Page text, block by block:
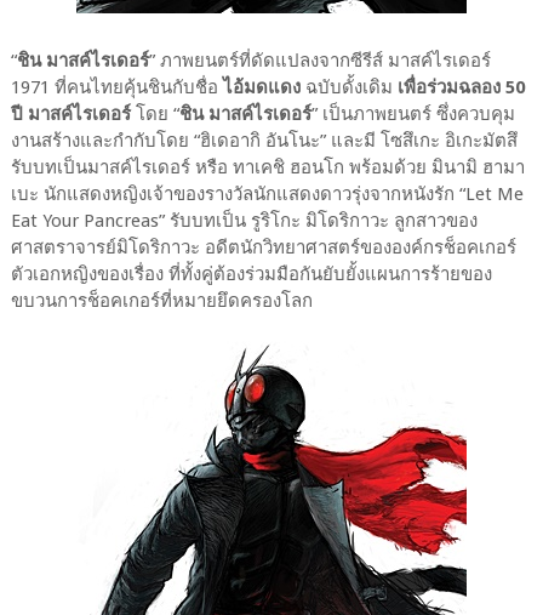
“ชิน มาสค์ไรเดอร์” ภาพยนตร์ที่ดัดแปลงจากซีรีส์ มาสค์ไรเดอร์
1971 ที่คนไทยคุ้นชินกับชื่อไอ้มดแดงฉบับดั้งเดิม เพื่อร่วมฉลอง 50
ปี มาสค์ไรเดอร์โดย “ชิน มาสค์ไรเดอร์” เป็นภาพยนตร์ ซึ่งควบคุม
งานสร้างและกำกับโดย “ฮิเดอากิ อันโนะ” และมี โซสึเกะ อิเกะมัตสึ
รับบทเป็นมาสค์ไรเดอร์ หรือ ทาเคชิ ฮอนโก พร้อมด้วย มินามิ ฮามา
เบะ นักแสดงหญิงเจ้าของรางวัลนักแสดงดาวรุ่งจากหนังรัก “Let Me
Eat Your Pancreas” รับบทเป็น รูริโกะ มิโดริกาวะ ลูกสาวของ
ศาสตราจารย์มิโดริกาวะ อดีตนักวิทยาศาสตร์ขององค์กรช็อคเกอร์
ตัวเอกหญิงของเรื่อง ที่ทั้งคู่ต้องร่วมมือกันยับยั้งแผนการร้ายของ
ขบวนการช็อคเกอร์ที่หมายยึดครองโลก